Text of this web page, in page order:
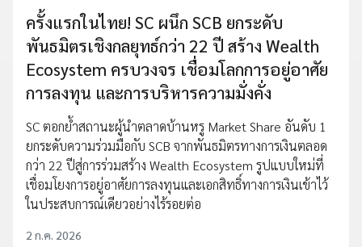
ครั้งแรกในไทย! SC ผนึก SCB ยกระดับ
พันธมิตรเชิงกลยุทธ์กว่า 22 ปี สร้าง Wealth
Ecosystem ครบวงจร เชื่อมโลกการอยู่อาศัย
การลงทุน และการบริหารความมั่งคั่ง
SC ตอกย้ำสถานะผู้นำตลาดบ้านหรู Market Share อันดับ 1
ยกระดับความร่วมมือกับ SCB จากพันธมิตรทางการเงินตลอด
กว่า 22 ปีสู่การร่วมสร้าง Wealth Ecosystem รูปแบบใหม่ที่
เชื่อมโยงการอยู่อาศัยการลงทุนและเอกสิทธิ์ทางการเงินเข้าไว้
ในประสบการณ์เดียวอย่างไร้รอยต่อ
2 ก.ค. 2026